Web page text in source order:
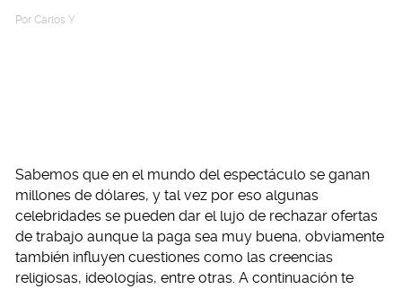
Por Carlos Y
Sabemos que en el mundo del espectáculo se ganan
millones de dólares, y tal vez por eso algunas
celebridades se pueden dar el lujo de rechazar ofertas
de trabajo aunque la paga sea muy buena, obviamente
también influyen cuestiones como las creencias
religiosas, ideologías, entre otras. A continuación te